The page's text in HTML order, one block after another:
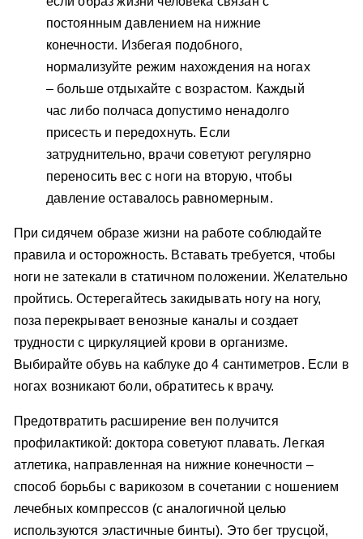
постоянным давлением на нижние
конечности. Избегая подобного,
нормализуйте режим нахождения на ногах
– больше отдыхайте с возрастом. Каждый
час либо полчаса допустимо ненадолго
присесть и передохнуть. Если
затруднительно, врачи советуют регулярно
переносить вес с ноги на вторую, чтобы
давление оставалось равномерным.
При сидячем образе жизни на работе соблюдайте
правила и осторожность. Вставать требуется, чтобы
ноги не затекали в статичном положении. Желательно
пройтись. Остерегайтесь закидывать ногу на ногу,
поза перекрывает венозные каналы и создает
трудности с циркуляцией крови в организме.
Выбирайте обувь на каблуке до 4 сантиметров. Если в
ногах возникают боли, обратитесь к врачу.
Предотвратить расширение вен получится
профилактикой: доктора советуют плавать. Легкая
атлетика, направленная на нижние конечности –
способ борьбы с варикозом в сочетании с ношением
лечебных компрессов (с аналогичной целью
используются эластичные бинты). Это бег трусцой,